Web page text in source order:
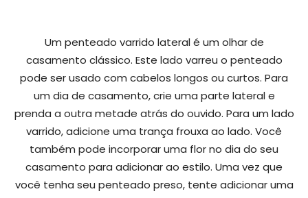
Um penteado varrido lateral é um olhar de
casamento clássico. Este lado varreu o penteado
pode ser usado com cabelos longos ou curtos. Para
um dia de casamento, crie uma parte lateral e
prenda a outra metade atrás do ouvido. Para um lado
varrido, adicione uma trança frouxa ao lado. Você
também pode incorporar uma flor no dia do seu
casamento para adicionar ao estilo. Uma vez que
você tenha seu penteado preso, tente adicionar uma